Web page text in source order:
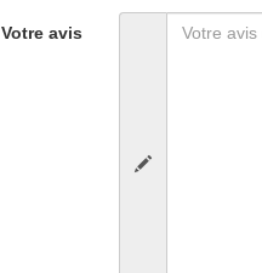
Votre avis